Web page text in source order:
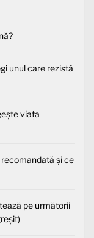
unul care rezistă
viața
și ce
pe următorii